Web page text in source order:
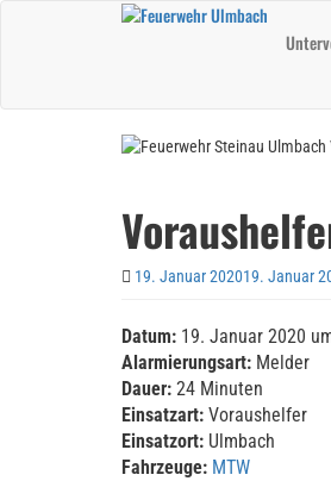
19. Januar 202019. Januar
Datum: 19. Januar 2020
Alarmierungsart: Melder
Dauer: 24 Minuten
Einsatzart: Voraushelfer
Einsatzort: Ulmbach
Fahrzeuge: MTW